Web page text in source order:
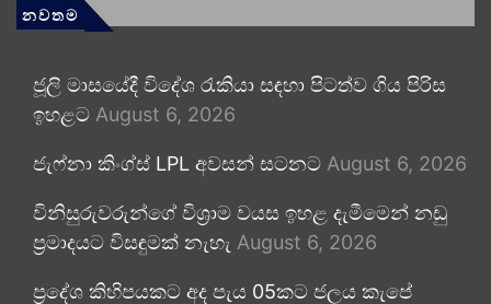
නවතම
ජූලි මාසයේදී විදේශ රැකියා සඳහා පිටත්ව ගිය පිරිස
ඉහළට August 6, 2026
ජැෆ්නා කිංග්ස් LPL අවසන් සටනට August 6, 2026
විනිසුරුවරුන්ගේ විශ්‍රාම වයස ඉහළ දැමීමෙන් නඩු
ප්‍රමාදයට විසඳුමක් නැහැ August 6, 2026
ප්‍රදේශ කිහිපයකට අද පැය 05කට ජලය කැපේ